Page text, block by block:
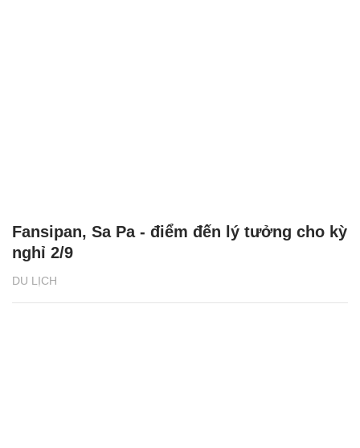
DU LỊCH
Fansipan, Sa Pa - điểm đến lý tưởng cho kỳ
nghỉ 2/9